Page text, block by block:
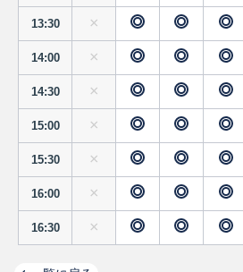
13:30 ×
14:00 ×
14:30 ×
15:00 ×
15:30 ×
16:00 ×
16:30 ×